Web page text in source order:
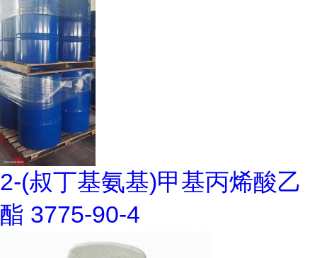
2-(叔丁基氨基)甲基丙烯酸乙
酯 3775-90-4